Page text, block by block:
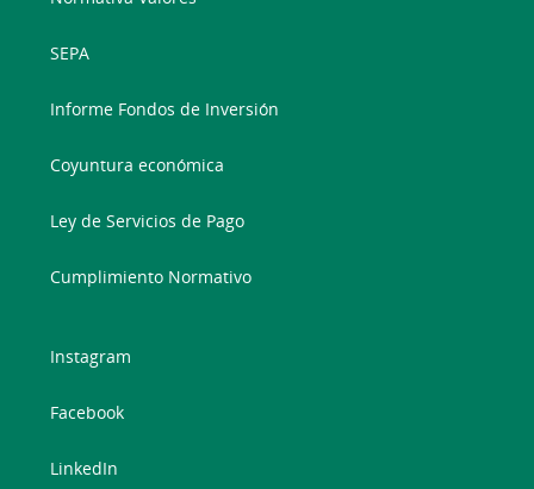
SEPA
Informe Fondos de Inversión
Coyuntura económica
Ley de Servicios de Pago
Cumplimiento Normativo
Instagram
Facebook
LinkedIn